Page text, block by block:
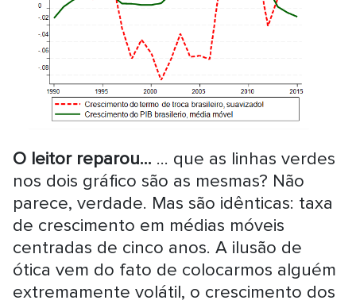
O leitor reparou... ... que as linhas verdes
nos dois gráfico são as mesmas? Não
parece, verdade. Mas são idênticas: taxa
de crescimento em médias móveis
centradas de cinco anos. A ilusão de
ótica vem do fato de colocarmos alguém
extremamente volátil, o crescimento dos